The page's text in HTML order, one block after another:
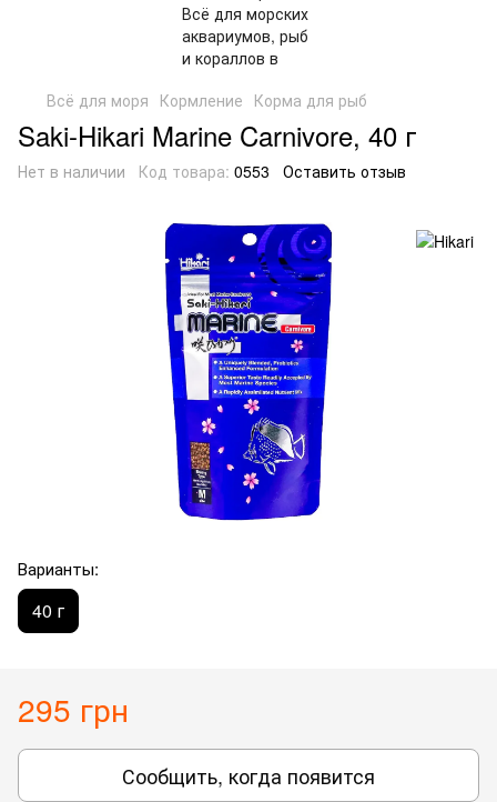
Всё для моря Кормление Корма для рыб
Saki-Hikari Marine Carnivore, 40 г
Нет в наличии Код товара: 0553 Оставить отзыв
Варианты:
40 г
295 грн
Сообщить, когда появится